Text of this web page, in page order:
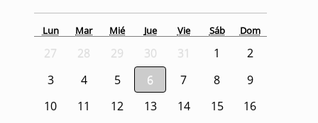
Lun Mar Mié Jue Vie Sáb Dom
27 28 29 30 31 1
2
3
4 5 6 7 8
9
10
11 12 13 14 15
16